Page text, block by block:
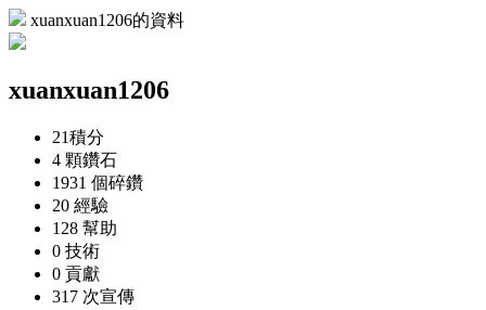
xuanxuan1206的資料
xuanxuan1206
21積分
4 顆鑽石
1931 個碎鑽
20 經驗
128 幫助
0 技術
0 貢獻
317 次宣傳